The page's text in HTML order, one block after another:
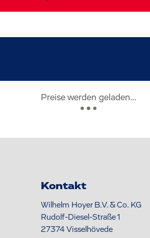
Preise werden geladen...
Kontakt
Wilhelm Hoyer B.V. & Co. KG
Rudolf-Diesel-Straße 1
27374Visselhövede